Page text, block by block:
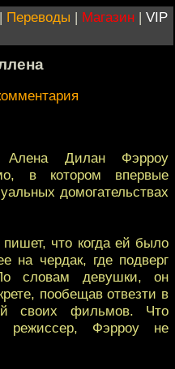
| Переводы | Магазин | VIP
Дилан Фэрроу
в котором впервые
домогательствах
что когда ей было
на чердак, где подверг
словам девушки, он
пообещав отвезти в
своих фильмов. Что
режиссер, Фэрроу не